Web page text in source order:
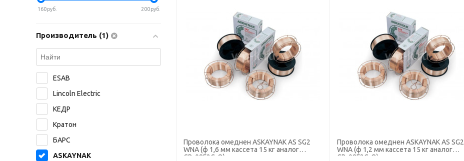
Проволока омеднен ASKAYNAK AS SG2
WNA (ф 1,6 мм кассета 15 кг аналог
СВ-08Г2С-О)
Проволока омеднен ASKAYNAK AS SG2
WNA (ф 1,2 мм кассета 15 кг аналог
СВ-08Г2С-О)
160руб. 200руб.
Производитель (1)
ESAB
Lincoln Electric
КЕДР
Кратон
БАРС
ASKAYNAK